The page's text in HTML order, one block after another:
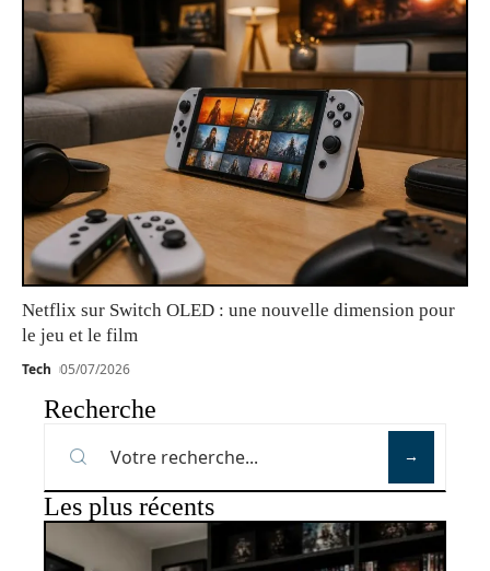
Netflix sur Switch OLED : une nouvelle dimension pour
le jeu et le film
Tech 05/07/2026
Recherche
Les plus récents